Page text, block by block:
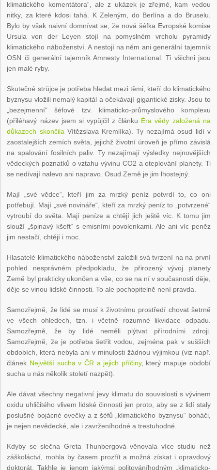
klimatického komentátora“, ale z ukázek je zřejmé, kam vedou
nitky, za které kdosi tahá. K Zeleným, do Berlína a do Bruselu.
Bylo by však naivní domnívat se, že nová šéfka Evropské komise
Ursula von der Leyen stojí na pomyslném vrcholu pyramidy
klimatického náboženství. A nestojí na něm ani generální tajemník
OSN či generální tajemník Amnesty International. Ti všichni jsou
jen malé ryby.
Skutečné strůjce je potřeba hledat mezi těmi, kteří do klimatického
byznysu vložili nemalý kapitál a očekávají gigantické zisky. Jsou to
„bezejmenní“ šéfové tzv. klimaticko-průmyslového komplexu
(přiléhavý název jsem si vypůjčil z článku Éra vědy založená na
důkazech skončilaVítězslava Kremlíka). Ty nezajímá osud lidí v
zaostalejších zemích světa, jejichž životní úroveň je přímo závislá
na spalování fosilních paliv. Ty nezajímají výsledky nejnovějších
vědeckých poznatků o vztahu vývinu CO2 a oteplování planety. Ti
se nedívají nalevo ani napravo. Osud Země je jim lhostejný.
Mají „své vědce“, kteří jim za mrzký peníz potvrdí to, co oni
potřebují. Mají „své novináře“, kteří za mrzký peníz to „potvrzené“
vytroubí do světa. Mají peníze a chtějí jich ještě víc. K tomu jim
slouží „špinavý kšeft“ s emisními povolenkami. Ale ani víc peněz
jim nestačí, chtějí i moc.
Hlasatelé klimatického náboženství založili svá tvrzení na na první
pohled nesprávném předpokladu, že přirozený vývoj planety
Země byl prakticky ukončen a vše, co se na ní v současnosti děje,
děje se vinou lidské činnosti. To ale pochopitelně není pravda.
Samozřejmě, že lidé se musí k životnímu prostředí chovat šetrně
ve všech ohledech, tzn. i včetně rozumné likvidace odpadu.
Samozřejmě, že by lidé neměli plýtvat přírodními zdroji.
Samozřejmě, že je potřeba šetřit vodou, zejména pak v sušších
obdobích, která nebyla ani v minulosti žádnou výjimkou (viz např.
článek Největší sucha v ČR a jejich příčiny, který mapuje období
sucha u nás několik století nazpět).
Ale dávat všechny negativní jevy klimatu do souvislosti s vývinem
oxidu uhličitého vlivem lidské činnosti jen proto, aby se z lidí staly
poslušné bojácné ovečky a z šéfů „klimatického byznysu“ boháči,
je nejen nevědecké, ale i zavrženíhodné a trestuhodné.
Kdyby se slečna Greta Thunbergová věnovala více studiu než
záškoláctví, mohla by časem prozřít a možná získat i opravdový
doktorát. Takhle je jenom jakýmsi politováníhodným „klimaticko-